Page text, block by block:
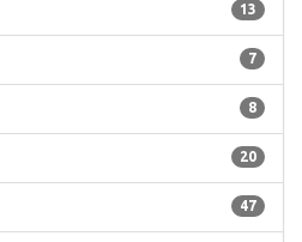
13
7
8
20
47